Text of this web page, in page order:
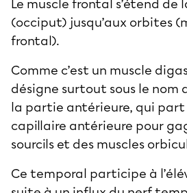
Le muscle frontal s’étend de
(occiput) jusqu’aux orbites
frontal).
Comme c’est un muscle
désigne surtout sous le nom
la partie antérieure, qui
capillaire antérieure pour
sourcils et des muscles
Ce temporal participe à